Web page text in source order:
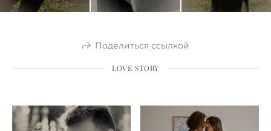
Поделиться ссылкой
LOVE STORY